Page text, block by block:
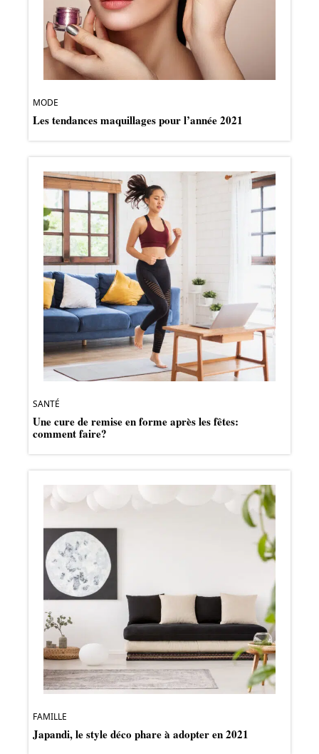
MODE
Les tendances maquillages pour l’année 2021
SANTÉ
Une cure de remise en forme après les fêtes:
comment faire?
FAMILLE
Japandi, le style déco phare à adopter en 2021